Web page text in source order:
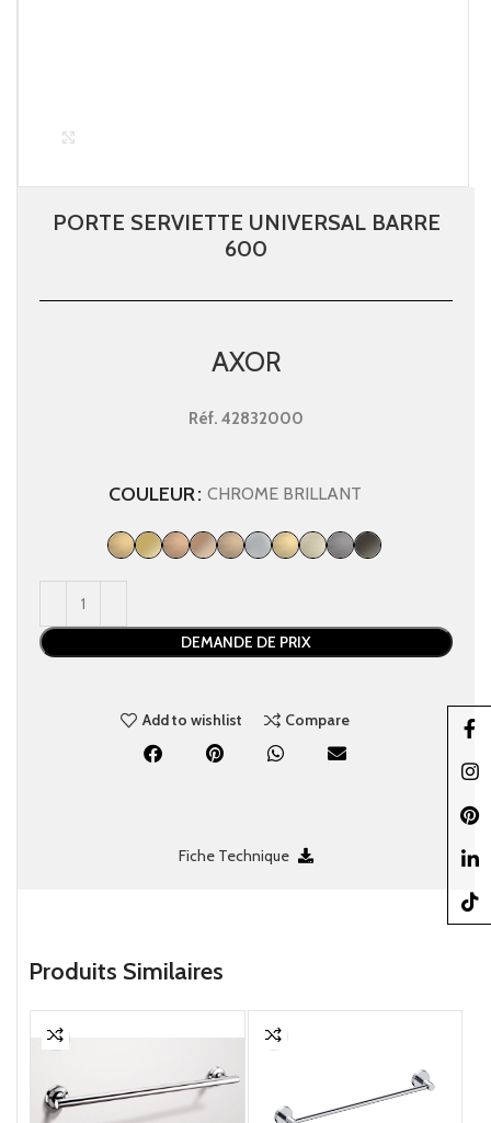
PORTE SERVIETTE UNIVERSAL BARRE
600
AXOR
Réf. 42832000
COULEUR CHROME BRILLANT
DEMANDE DE PRIX
Add to wishlist Compare
Fiche Technique
Produits Similaires